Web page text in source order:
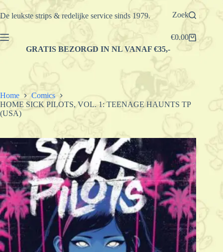
Ga
naar
De leukste strips & redelijke service sinds 1979. Zoek
Winkelwagen
€0.00
GRATIS BEZORGD IN NL VANAF €35,-
Home
Comics
HOME SICK PILOTS, VOL. 1: TEENAGE HAUNTS TP
(USA)